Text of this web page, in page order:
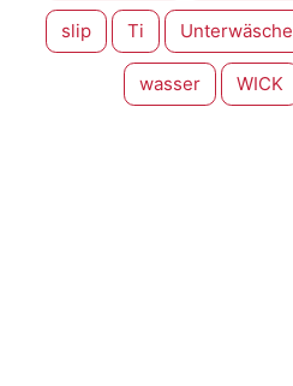
slip Ti Unterwäsche
wasser WICK